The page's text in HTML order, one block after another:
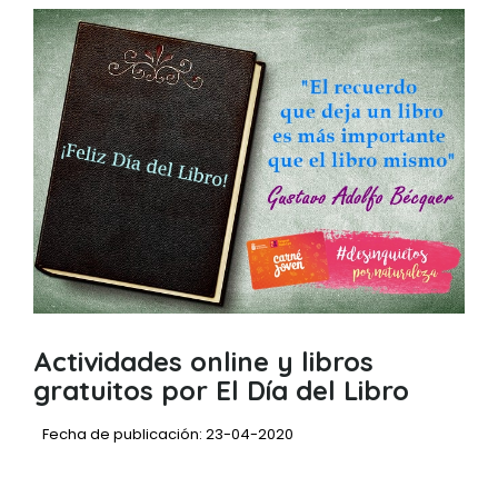
Actividades online y libros
gratuitos por El Día del Libro
Fecha de publicación: 23-04-2020